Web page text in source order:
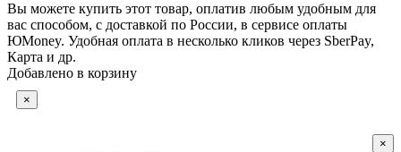
Вы можете купить этот товар, оплатив любым удобным для
вас способом, с доставкой по России, в сервисе оплаты
ЮMoney. Удобная оплата в несколько кликов через SberPay,
Карта и др.
Добавлено в корзину
×
×